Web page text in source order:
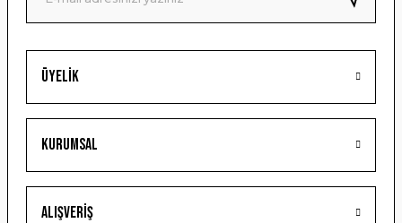
Gönder
Üyelik
Kurumsal
Alışveriş